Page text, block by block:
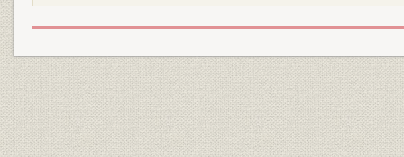
第2節 3社共同出資による新会社設立
第3節 第1次世界大戦下の鉄鋼業界
第4節 好況と大拡張